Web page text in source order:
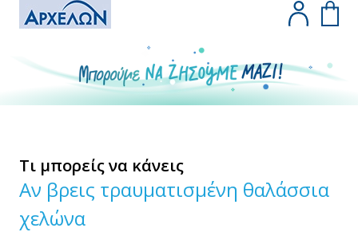
Τι μπορείς να κάνεις
Αν βρεις τραυματισμένη θαλάσσια
χελώνα